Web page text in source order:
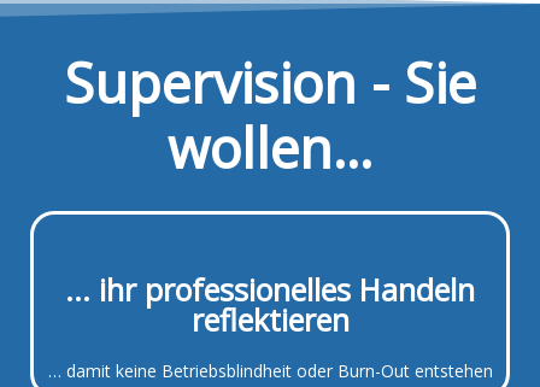
Supervision - Sie
wollen...
... ihr professionelles Handeln
reflektieren
… damit keine Betriebsblindheit oder Burn-Out entstehen